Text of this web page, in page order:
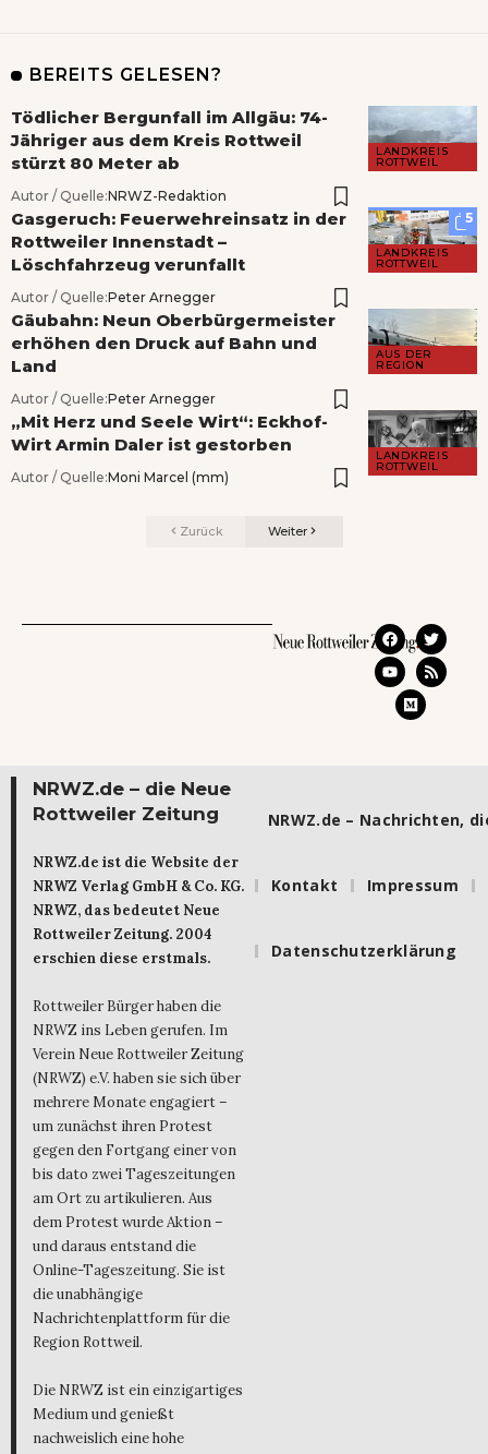
BEREITS GELESEN?
LANDKREIS
ROTTWEIL
Tödlicher Bergunfall im Allgäu: 74-
Jähriger aus dem Kreis Rottweil
stürzt 80 Meter ab
Autor / Quelle:NRWZ-Redaktion
5
LANDKREIS
ROTTWEIL
Gasgeruch: Feuerwehreinsatz in der
Rottweiler Innenstadt –
Löschfahrzeug verunfallt
Autor / Quelle:Peter Arnegger
AUS DER
REGION
Gäubahn: Neun Oberbürgermeister
erhöhen den Druck auf Bahn und
Land
Autor / Quelle:Peter Arnegger
LANDKREIS
ROTTWEIL
„Mit Herz und Seele Wirt“: Eckhof-
Wirt Armin Daler ist gestorben
Autor / Quelle:Moni Marcel (mm)
Zurück Weiter
NRWZ.de – die Neue
Rottweiler Zeitung
NRWZ.de ist die Website der
NRWZ Verlag GmbH & Co. KG.
NRWZ, das bedeutet Neue
Rottweiler Zeitung. 2004
erschien diese erstmals.
Rottweiler Bürger haben die
NRWZ ins Leben gerufen. Im
Verein Neue Rottweiler Zeitung
(NRWZ) e.V. haben sie sich über
mehrere Monate engagiert –
um zunächst ihren Protest
gegen den Fortgang einer von
bis dato zwei Tageszeitungen
am Ort zu artikulieren. Aus
dem Protest wurde Aktion –
und daraus entstand die
Online-Tageszeitung. Sie ist
die unabhängige
Nachrichtenplattform für die
Region Rottweil.
Die NRWZ ist ein einzigartiges
Medium und genießt
nachweislich eine hohe
NRWZ.de – Nachrichten,
Kontakt Impressum
Datenschutzerklärung